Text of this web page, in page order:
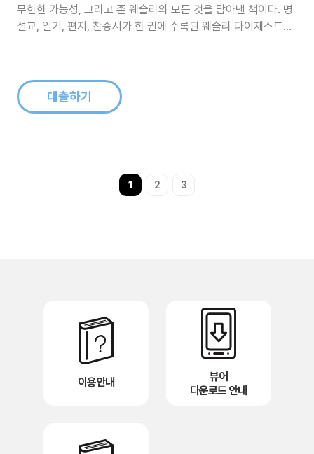
무한한 가능성, 그리고 존 웨슬리의 모든 것을 담아낸 책이다. 명
설교, 일기, 편지, 찬송시가 한 권에 수록된 웨슬리 다이제스트로,
대출하기
1 2 3
이용안내
뷰어
다운로드 안내